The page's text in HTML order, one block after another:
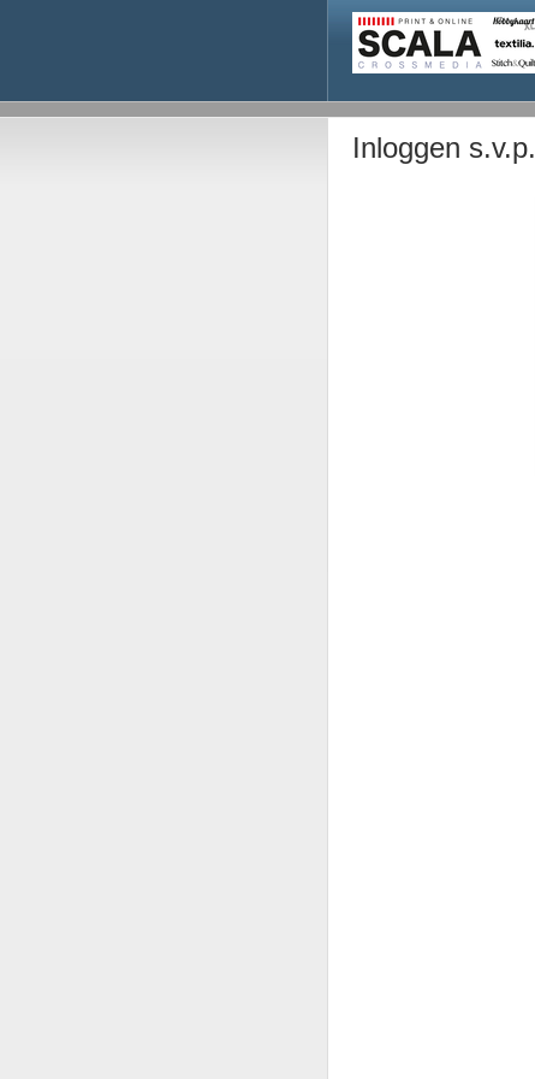
Inloggen s.v.p.